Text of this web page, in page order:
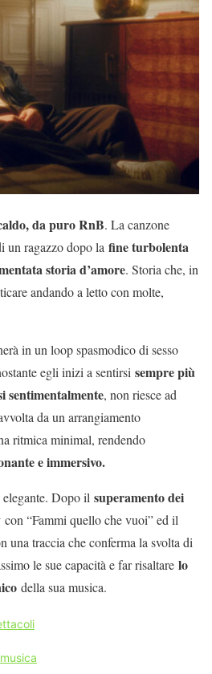
da puro RnB. La canzone
un ragazzo dopo la fine turbolenta
storia d’amore. Storia che, in
andando a letto con molte,
in un loop spasmodico di sesso
egli inizi a sentirsi sempre più
sentimentalmente, non riesce ad
da un arrangiamento
ritmica minimal, rendendo
e immersivo.
Dopo il superamento dei
con “Fammi quello che vuoi” ed il
una traccia che conferma la svolta di
le sue capacità e far risaltare lo
della sua musica.